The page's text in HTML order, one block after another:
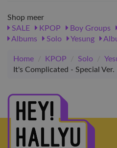
Shop meer
SALE
KPOP Boy Groups
Albums
Solo Yesung
Home / KPOP / Solo /
It's Complicated - Special Ver.